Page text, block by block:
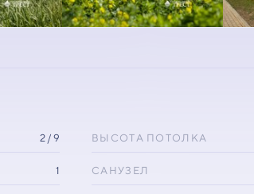
2 / 9
1
ВЫСОТА ПОТОЛКА
САНУЗЕЛ